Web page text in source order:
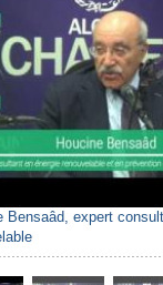
Bensaâd, expert